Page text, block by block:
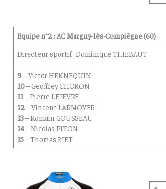
Equipen°2:AC Margny-lès-Compiègne (60)
Directeur sportif : Dominique THIEBAUT
9– Victor HENNEQUIN
10– Geoffrey CHORON
11– Pierre LEFEVRE
12– Vincent LARMOYER
13– Romain GOUSSEAU
14– Nicolas PITON
15– Thomas BIET